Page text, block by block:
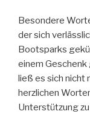
Besondere
der sich
Bootsparks
einem
ließ es sich nicht
herzlichen
Unterstützung